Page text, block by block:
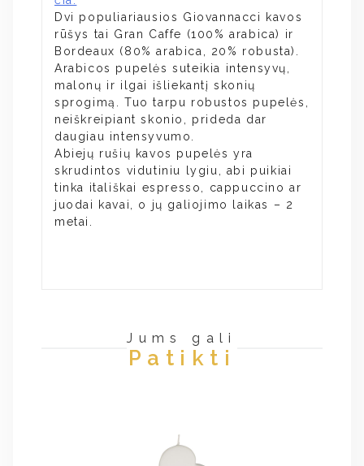
Dvi populiariausios Giovannacci kavos
rūšys tai Gran Caffe (100% arabica) ir
Bordeaux (80% arabica, 20% robusta).
Arabicos pupelės suteikia intensyvų,
malonų ir ilgai išliekantį skonių
sprogimą. Tuo tarpu robustos pupelės,
neiškreipiant skonio, prideda dar
daugiau intensyvumo.
Abiejų rušių kavos pupelės yra
skrudintos vidutiniu lygiu, abi puikiai
tinka itališkai espresso, cappuccino ar
juodai kavai, o jų galiojimo laikas – 2
metai.
Jums gali
Patikti